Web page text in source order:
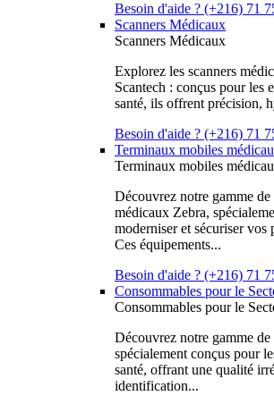
Besoin d'aide ? (+216) 71
Scanners Médicaux
Scanners Médicaux
Explorez les scanners
Scantech : conçus pour les
santé, ils offrent précision,
Besoin d'aide ? (+216) 71
Terminaux mobiles
Terminaux mobiles
Découvrez notre gamme
médicaux Zebra,
moderniser et sécuriser vos
Ces équipements...
Besoin d'aide ? (+216) 71
Consommables pour le
Consommables pour le
Découvrez notre gamme
spécialement conçus pour
santé, offrant une qualité
identification...